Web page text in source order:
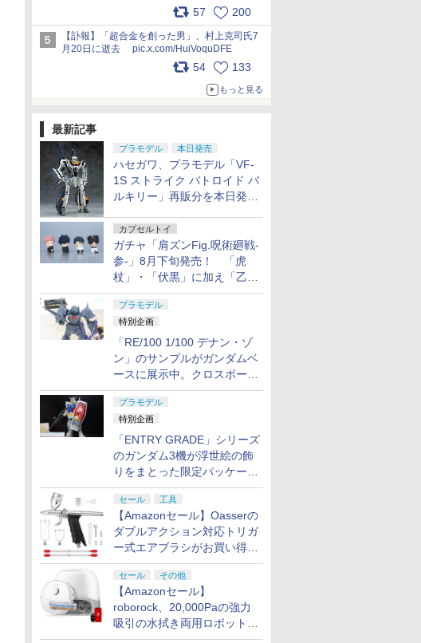
り下ろし】 pic.x.com/3rPjsfk7qZ
57 200
【訃報】「超合金を創った男」、村上克司氏7
月20日に逝去 pic.x.com/HuiVoquDFE
54 133
もっと見る
最新記事
プラモデル 本日発売
ハセガワ、プラモデル「VF-
1S ストライク バトロイド バ
ルキリー」再販分を本日発
カプセルトイ
ガチャ「肩ズンFig.呪術廻戦-
参-」8月下旬発売！ 「虎
杖」・「伏黒」に加え「乙
骨」・「脹相」がラインナッ
プ
プラモデル
特別企画
「RE/100 1/100 デナン・ゾ
ン」のサンプルがガンダムベ
ースに展示中。クロスボー
ン・バンガードの制式量産機
が間もなく発送【ガンダムベ
ース撮り下ろし】
プラモデル
特別企画
「ENTRY GRADE」シリーズ
のガンダム3機が浮世絵の飾
りをまとった限定パッケージ
で8月29日に発売！ お土産
にもピッタリ!?【ガンダムベ
ース撮り下ろし】
セール 工具
【Amazonセール】Oasserの
ダブルアクション対応トリガ
ー式エアブラシがお買い得価
格で登場！
セール その他
【Amazonセール】
roborock、20,000Paの強力
吸引の水拭き両用ロボット掃
除機「Qrevo Curv 2 Flow」